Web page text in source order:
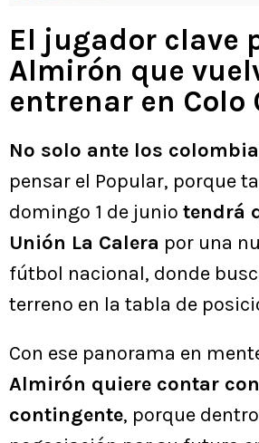
El jugador clave
Almirón que
entrenar en Colo
No solo ante los
pensar el Popular, porque
domingo 1 de junio tendrá
Unión La Calera por una
fútbol nacional, donde
terreno en la tabla de
Con ese panorama en
Almirón quiere contar
contingente, porque